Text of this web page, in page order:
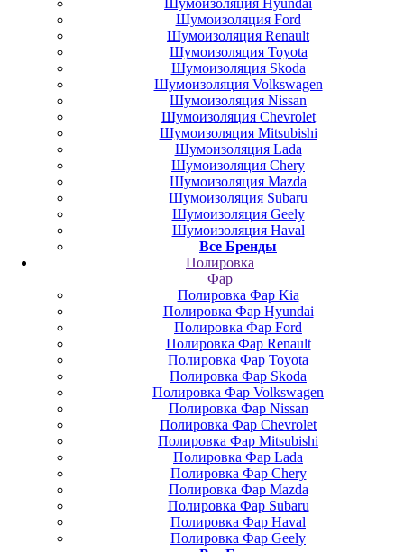
Шумоизоляция Hyundai
Шумоизоляция Ford
Шумоизоляция Renault
Шумоизоляция Toyota
Шумоизоляция Skoda
Шумоизоляция Volkswagen
Шумоизоляция Nissan
Шумоизоляция Chevrolet
Шумоизоляция Mitsubishi
Шумоизоляция Lada
Шумоизоляция Chery
Шумоизоляция Mazda
Шумоизоляция Subaru
Шумоизоляция Geely
Шумоизоляция Haval
Все Бренды
Полировка
Фар
Полировка Фар Kia
Полировка Фар Hyundai
Полировка Фар Ford
Полировка Фар Renault
Полировка Фар Toyota
Полировка Фар Skoda
Полировка Фар Volkswagen
Полировка Фар Nissan
Полировка Фар Chevrolet
Полировка Фар Mitsubishi
Полировка Фар Lada
Полировка Фар Chery
Полировка Фар Mazda
Полировка Фар Subaru
Полировка Фар Haval
Полировка Фар Geely